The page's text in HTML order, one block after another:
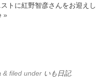
トに紅野智彦さんをお迎えし
»
& filed under いも日記.